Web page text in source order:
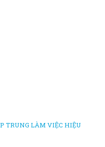
TRUNG LÀM VIỆC HIỆU